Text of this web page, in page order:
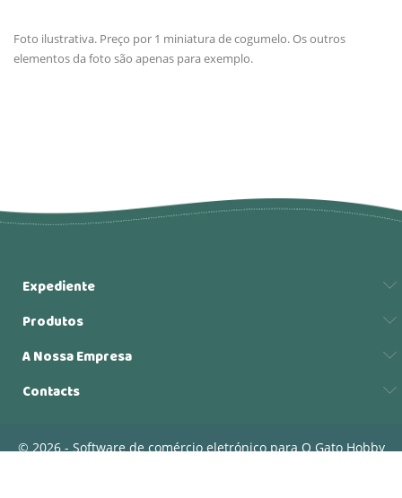
Foto ilustrativa. Preço por 1 miniatura de cogumelo. Os outros
elementos da foto são apenas para exemplo.
Expediente
Produtos
A Nossa Empresa
Contacts
© 2026 - Software de comércio eletrónico para O Gato Hobby